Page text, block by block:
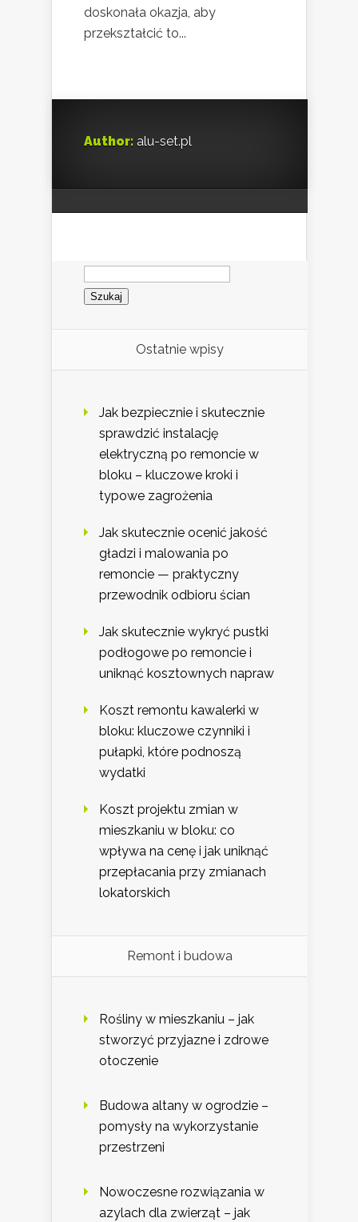
doskonała okazja, aby
przekształcić to...
Author: alu-set.pl
Szukaj:
Ostatnie wpisy
Jak bezpiecznie i skutecznie
sprawdzić instalację
elektryczną po remoncie w
bloku – kluczowe kroki i
typowe zagrożenia
Jak skutecznie ocenić jakość
gładzi i malowania po
remoncie — praktyczny
przewodnik odbioru ścian
Jak skutecznie wykryć pustki
podłogowe po remoncie i
uniknąć kosztownych napraw
Koszt remontu kawalerki w
bloku: kluczowe czynniki i
pułapki, które podnoszą
wydatki
Koszt projektu zmian w
mieszkaniu w bloku: co
wpływa na cenę i jak uniknąć
przepłacania przy zmianach
lokatorskich
Remont i budowa
Rośliny w mieszkaniu – jak
stworzyć przyjazne i zdrowe
otoczenie
Budowa altany w ogrodzie –
pomysły na wykorzystanie
przestrzeni
Nowoczesne rozwiązania w
azylach dla zwierząt – jak